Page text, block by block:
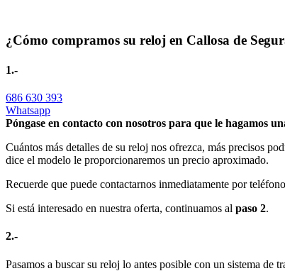
¿Cómo compramos su reloj en Callosa de
1.-
686 630 393
Whatsapp
Póngase en contacto con nosotros para que le hagamos
Cuántos más detalles de su reloj nos ofrezca, más precisos
dice el modelo le proporcionaremos un precio aproximado.
Recuerde que puede contactarnos inmediatamente por
Si está interesado en nuestra oferta, continuamos al paso 2.
2.-
Pasamos a buscar su reloj lo antes posible con un sistema de